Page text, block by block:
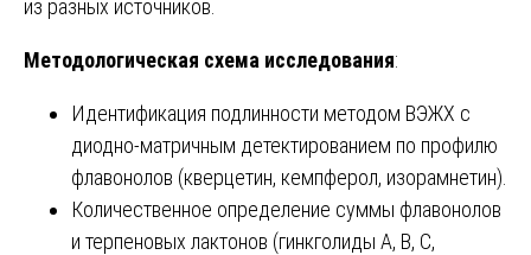
из разных источников.
Методологическая схема исследования:
Идентификация подлинности методом ВЭЖХ с
диодно-матричным детектированием по профилю
флавонолов (кверцетин, кемпферол, изорамнетин).
Количественное определение суммы флавонолов
и терпеновых лактонов (гинкголиды A, B, C,